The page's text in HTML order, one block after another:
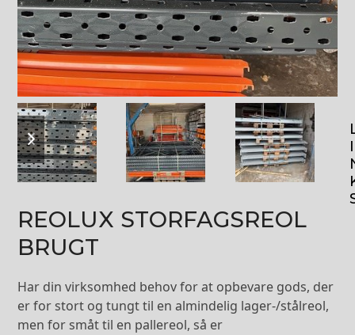
previous
slide
next
slide
REOLUX STORFAGSREOL
BRUGT
Har din virksomhed behov for at opbevare gods, der
er for stort og tungt til en almindelig lager-/stålreol,
men for småt til en pallereol, så er
I